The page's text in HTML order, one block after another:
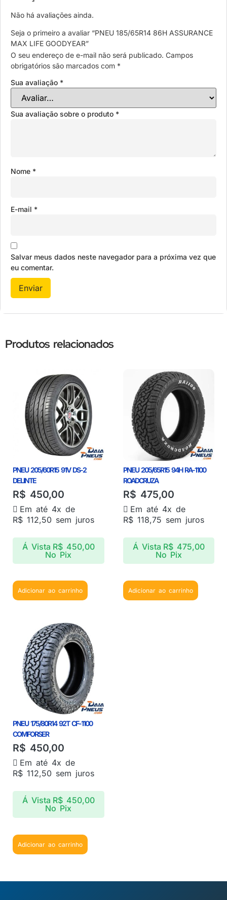
Não há avaliações ainda.
Seja o primeiro a avaliar “PNEU 185/65R14 86H ASSURANCE
MAX LIFE GOODYEAR”
O seu endereço de e-mail não será publicado. Campos
obrigatórios são marcados com *
Sua avaliação *
Sua avaliação sobre o produto *
Nome *
E-mail *
Salvar meus dados neste navegador para a próxima vez que
eu comentar.
Produtos relacionados
PNEU 205/60R15 91V DS-2
DELINTE
R$ 450,00
Em até 4x de
R$ 112,50 sem juros
Á Vista R$450,00
No Pix
Adicionar ao carrinho
PNEU 205/65R15 94H RA-1100
ROADCRUZA
R$ 475,00
Em até 4x de
R$118,75 sem juros
Á Vista R$475,00
No Pix
Adicionar ao carrinho
PNEU 175/80R14 92T CF-1100
COMFORSER
R$ 450,00
Em até 4x de
R$ 112,50 sem juros
Á Vista R$450,00
No Pix
Adicionar ao carrinho